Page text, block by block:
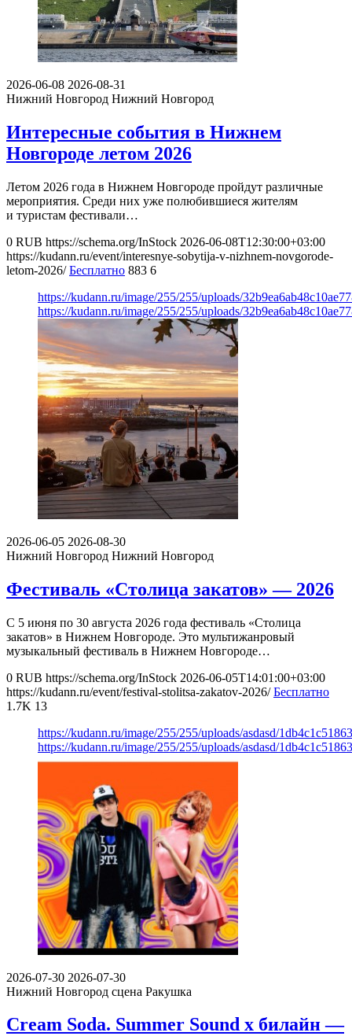
2026-06-08 2026-08-31
Нижний Новгород Нижний Новгород
Интересные события в Нижнем
Новгороде летом 2026
Летом 2026 года в Нижнем Новгороде пройдут различные
мероприятия. Среди них уже полюбившиеся жителям
и туристам фестивали…
0 RUB https://schema.org/InStock 2026-06-08T12:30:00+03:00
https://kudann.ru/event/interesnye-sobytija-v-nizhnem-novgorode-
letom-2026/ Бесплатно 883 6
https://kudann.ru/image/255/255/uploads/
https://kudann.ru/image/255/255/uploads/
2026-06-05 2026-08-30
Нижний Новгород Нижний Новгород
Фестиваль «Столица закатов» — 2026
С 5 июня по 30 августа 2026 года фестиваль «Столица
закатов» в Нижнем Новгороде. Это мультижанровый
музыкальный фестиваль в Нижнем Новгороде…
0 RUB https://schema.org/InStock 2026-06-05T14:01:00+03:00
https://kudann.ru/event/festival-stolitsa-zakatov-2026/ Бесплатно
1.7K 13
https://kudann.ru/image/255/255/uploads/asdasd/
https://kudann.ru/image/255/255/uploads/asdasd/
2026-07-30 2026-07-30
Нижний Новгород сцена Ракушка
Cream Soda. Summer Sound х билайн —